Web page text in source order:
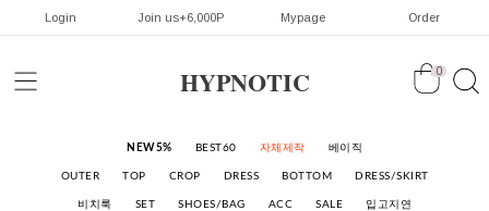
Login Join us+6,000P Mypage Order
HYPNOTIC 0
NEW5% BEST60 자체제작 베이직
OUTER TOP CROP DRESS BOTTOM DRESS/SKIRT
비치룩 SET SHOES/BAG ACC SALE 입고지연